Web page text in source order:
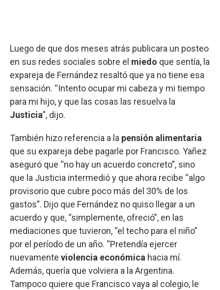
Luego de que dos meses atrás publicara un posteo
en sus redes sociales sobre el miedo que sentía, la
expareja de Fernández resaltó que ya no tiene esa
sensación. “Intento ocupar mi cabeza y mi tiempo
para mi hijo, y que las cosas las resuelva la
Justicia”, dijo.
También hizo referencia a la pensión alimentaria
que su expareja debe pagarle por Francisco. Yañez
aseguró que “no hay un acuerdo concreto”, sino
que la Justicia intermedió y que ahora recibe “algo
provisorio que cubre poco más del 30% de los
gastos”. Dijo que Fernández no quiso llegar a un
acuerdo y que, “simplemente, ofreció”, en las
mediaciones que tuvieron, “el techo para el niño”
por el período de un año. “Pretendía ejercer
nuevamente violencia económica hacia mí.
Además, quería que volviera a la Argentina.
Tampoco quiere que Francisco vaya al colegio, le